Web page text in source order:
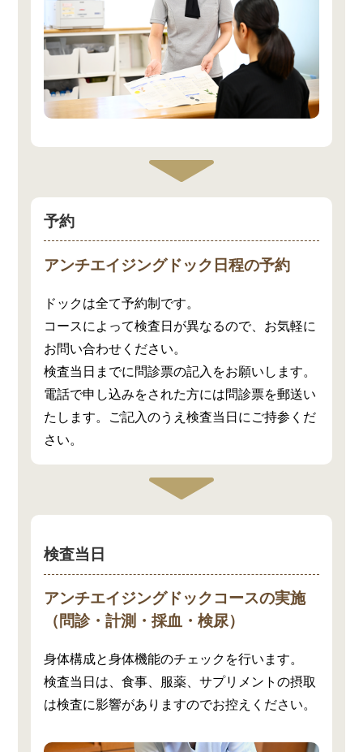
予約
アンチエイジングドック日程の予約
ドックは全て予約制です。
コースによって検査日が異なるので、お気軽に
お問い合わせください。
検査当日までに問診票の記入をお願いします。
電話で申し込みをされた方には問診票を郵送い
たします。ご記入のうえ検査当日にご持参くだ
さい。
検査当日
アンチエイジングドックコースの実施
（問診・計測・採血・検尿）
身体構成と身体機能のチェックを行います。
検査当日は、食事、服薬、サプリメントの摂取
は検査に影響がありますのでお控えください。